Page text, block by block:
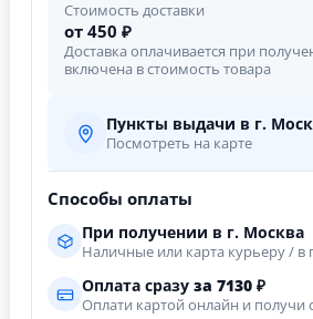
Стоимость доставки
от 450 ₽
Доставка оплачивается при
включена в стоимость товара
Пункты выдачи в г.
Посмотреть на карте
Способы оплаты
При получении в г. Москва
Наличные или карта курьеру / в
Оплата сразу за 7130 ₽
Оплати картой онлайн и получи